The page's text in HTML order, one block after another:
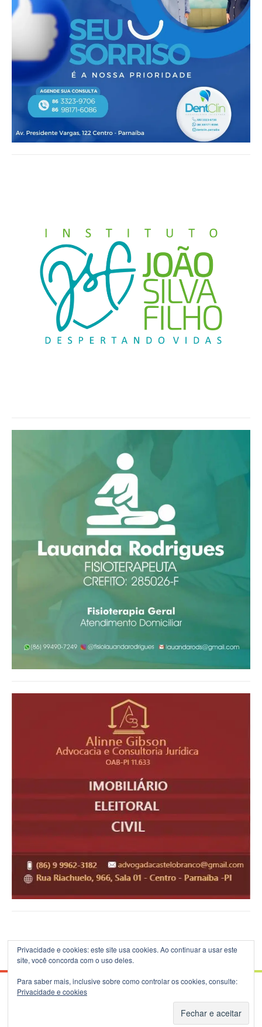
© 2026 Blog do B.Silva - Theme: Patus by FameThemes.
Privacidade e cookies: este site usa cookies. Ao continuar a usar este
site, você concorda com o uso deles.
Para saber mais, inclusive sobre como controlar os cookies, consulte:
Privacidade e cookies